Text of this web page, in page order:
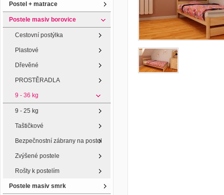
Postel + matrace
Postele masiv borovice
Cestovní postýlka
Plastové
Dřevěné
PROSTĚRADLA
9 - 36 kg
9 - 25 kg
Taštičkové
Bezpečnostní zábrany na postel
Zvýšené postele
Rošty k postelím
Postele masiv smrk